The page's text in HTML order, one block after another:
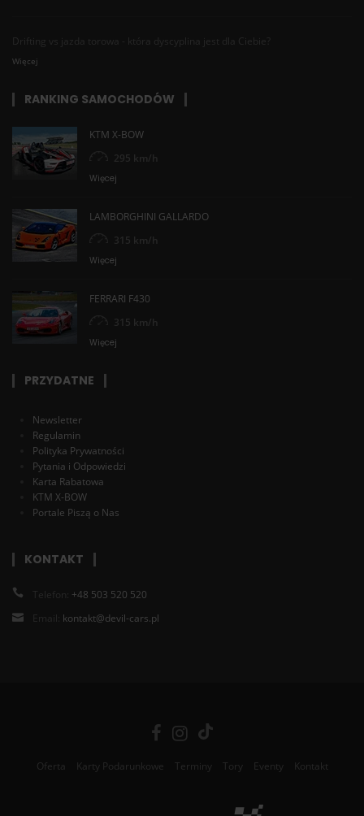
Drifting vs jazda torowa - która dyscyplina jest dla Ciebie?
Więcej
RANKING SAMOCHODÓW
KTM X-BOW
295 km/h
Więcej
LAMBORGHINI GALLARDO
315 km/h
Więcej
FERRARI F430
315 km/h
Więcej
PRZYDATNE
Newsletter
Regulamin
Polityka Prywatności
Pytania i Odpowiedzi
Karta Rabatowa
KTM X-BOW
Portale Piszą o Nas
KONTAKT
Telefon: +48 503 520 520
Email: kontakt@devil-cars.pl
Oferta Karty Podarunkowe Terminy Tory Eventy Kontakt